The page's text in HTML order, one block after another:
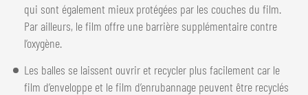
qui sont également mieux protégées par les couches du film.
Par ailleurs, le film offre une barrière supplémentaire contre
l’oxygène.
Les balles se laissent ouvrir et recycler plus facilement car le
film d’enveloppe et le film d’enrubannage peuvent être recyclés